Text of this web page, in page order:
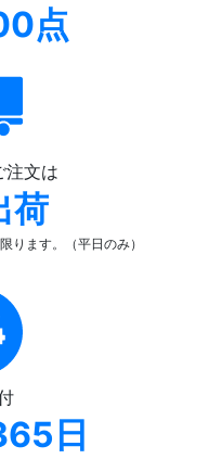
点
注文は
荷
ります。（平日のみ）
日